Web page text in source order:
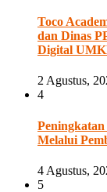
Toco
dan Dinas
Digital
2 Agustus,
4
Melalui
4 Agustus,
5